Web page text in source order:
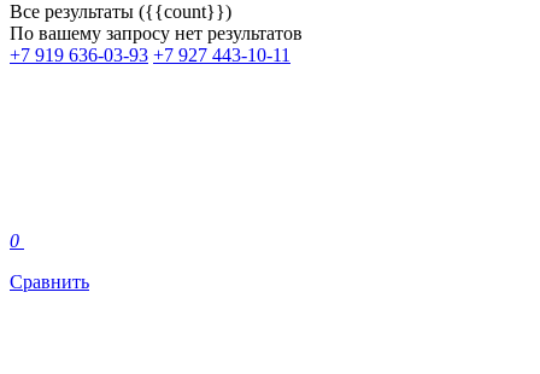
Все результаты ({{count}})
По вашему запросу нет результатов
+7 919 636-03-93 +7 927 443-10-11
0
Сравнить